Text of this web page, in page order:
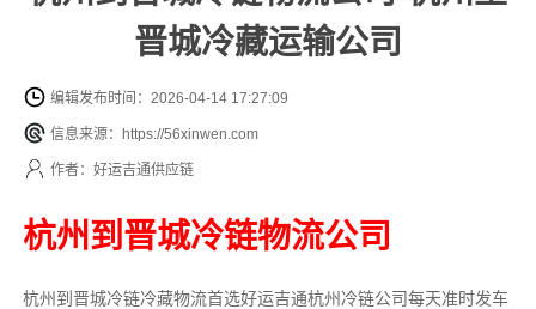
晋城冷藏运输公司
编辑发布时间：2026-04-14 17:27:09
信息来源：https://56xinwen.com
作者：好运吉通供应链
杭州到晋城冷链物流公司
杭州到晋城冷链冷藏物流首选好运吉通杭州冷链公司每天准时发车